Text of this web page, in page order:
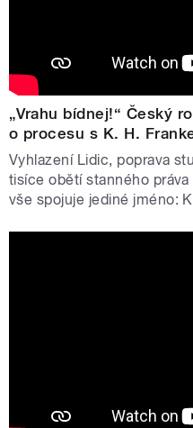
„Vrahu bídnej!“ Český
o procesu s K. H.
Vyhlazení Lidic, poprava
tisíce obětí stanného
vše spojuje jediné jméno: